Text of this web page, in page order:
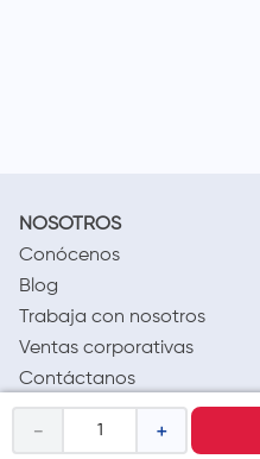
＋
－
NOSOTROS
Conócenos
Blog
Trabaja con nosotros
Ventas corporativas
Contáctanos
LEGAL